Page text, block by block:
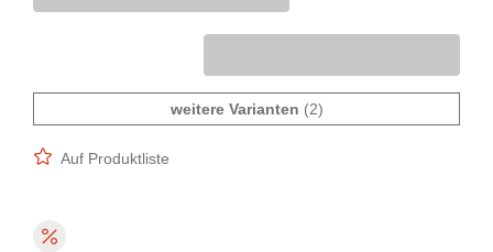
weitere Varianten (2)
Auf Produktliste